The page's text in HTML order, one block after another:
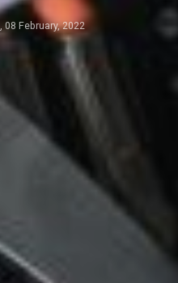
,08 February, 2022